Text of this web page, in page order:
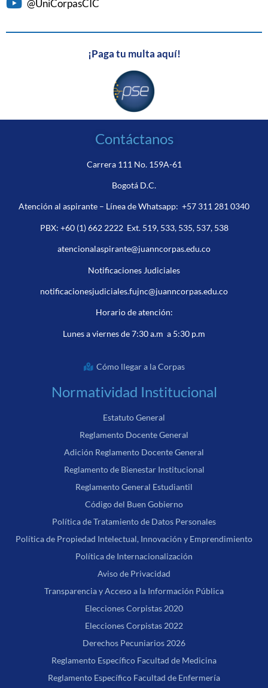
@UniCorpasCIC
¡Paga tu multa aquí!
Contáctanos
Carrera 111 No. 159A-61
Bogotá D.C.
Atención al aspirante – Línea de Whatsapp: +57 311 281 0340
PBX: +60 (1) 662 2222Ext. 519, 533, 535, 537, 538
atencionalaspirante@juanncorpas.edu.co
Notificaciones Judiciales
notificacionesjudiciales.fujnc@juanncorpas.edu.co
Horario de atención:
Lunes a viernes de 7:30 a.m a 5:30 p.m
Cómo llegar a la Corpas
Normatividad Institucional
Estatuto General
Reglamento Docente General
Adición Reglamento Docente General
Reglamento de Bienestar Institucional
Reglamento General Estudiantil
Código del Buen Gobierno
Política de Tratamiento de Datos Personales
Política de Propiedad Intelectual, Innovación y Emprendimiento
Política de Internacionalización
Aviso de Privacidad
Transparencia y Acceso a la Información Pública
Elecciones Corpistas 2020
Elecciones Corpistas 2022
Derechos Pecuniarios 2026
Reglamento Específico Facultad de Medicina
Reglamento Específico Facultad de Enfermería